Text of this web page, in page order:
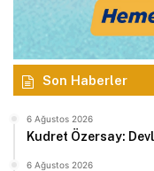
Son Haberler
6 Ağustos 2026
Kudret Özersay:
6 Ağustos 2026